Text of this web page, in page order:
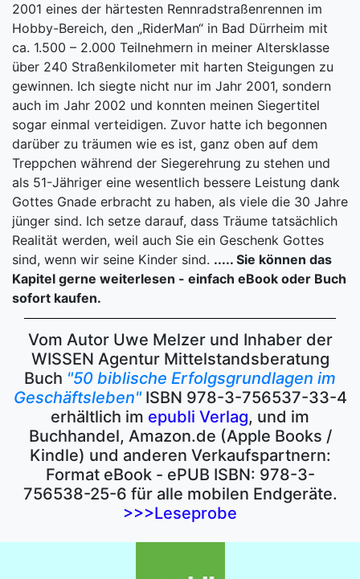
2001 eines der härtesten Rennradstraßenrennen im
Hobby-Bereich, den „RiderMan“ in Bad Dürrheim mit
ca. 1.500 – 2.000 Teilnehmern in meiner Altersklasse
über 240 Straßenkilometer mit harten Steigungen zu
gewinnen. Ich siegte nicht nur im Jahr 2001, sondern
auch im Jahr 2002 und konnten meinen Siegertitel
sogar einmal verteidigen. Zuvor hatte ich begonnen
darüber zu träumen wie es ist, ganz oben auf dem
Treppchen während der Siegerehrung zu stehen und
als 51-Jähriger eine wesentlich bessere Leistung dank
Gottes Gnade erbracht zu haben, als viele die 30 Jahre
jünger sind. Ich setze darauf, dass Träume tatsächlich
Realität werden, weil auch Sie ein Geschenk Gottes
sind, wenn wir seine Kinder sind. ..... Sie können das
Kapitel gerne weiterlesen - einfach eBook oder Buch
sofort kaufen.
Vom Autor Uwe Melzer und Inhaber der
WISSEN Agentur Mittelstandsberatung
Buch "50 biblische Erfolgsgrundlagen im
Geschäftsleben"ISBN 978-3-756537-33-4
erhältlich im epubli Verlag, und im
Buchhandel, Amazon.de (Apple Books /
Kindle) und anderen Verkaufspartnern:
Format eBook - ePUB ISBN: 978-3-
756538-25-6 für alle mobilen Endgeräte.
>>>Leseprobe